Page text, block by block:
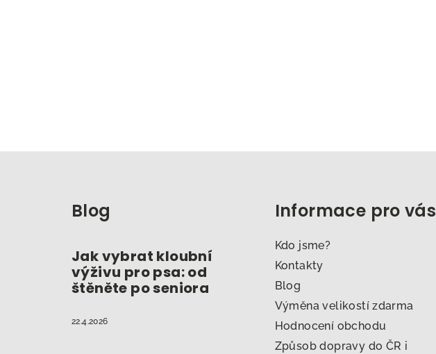
Blog
Jak vybrat kloubní
výživu pro psa: od
štěněte po seniora
22.4.2026
Informace pro vás
Kdo jsme?
Kontakty
Blog
Výměna velikostí zdarma
Hodnocení obchodu
Způsob dopravy do ČR i